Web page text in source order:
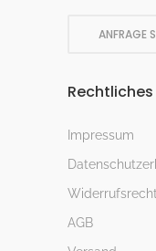
ANFRAGE
Rechtliches
Impressum
Widerrufsrecht
AGB